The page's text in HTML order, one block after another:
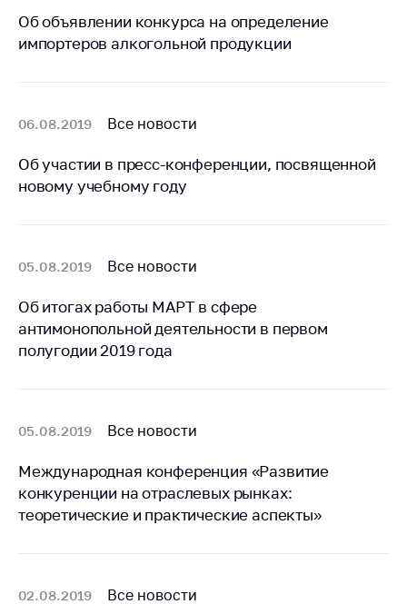
Приемная
Министра
государственный
орган
цен
на лекарственные
средства, изделия
медицинского
Решение Комиссии
факта нарушения
(отсутствия)
нарушения
Предостережения и
Об объявлении конкурса на определение
импортеров алкогольной продукции
06.08.2019 Все новости
Об участии в пресс-конференции, посвященной
новому учебному году
05.08.2019 Все новости
Об итогах работы МАРТ в сфере
антимонопольной деятельности в первом
полугодии 2019 года
05.08.2019 Все новости
Международная конференция «Развитие
конкуренции на отраслевых рынках:
теоретические и практические аспекты»
02.08.2019 Все новости